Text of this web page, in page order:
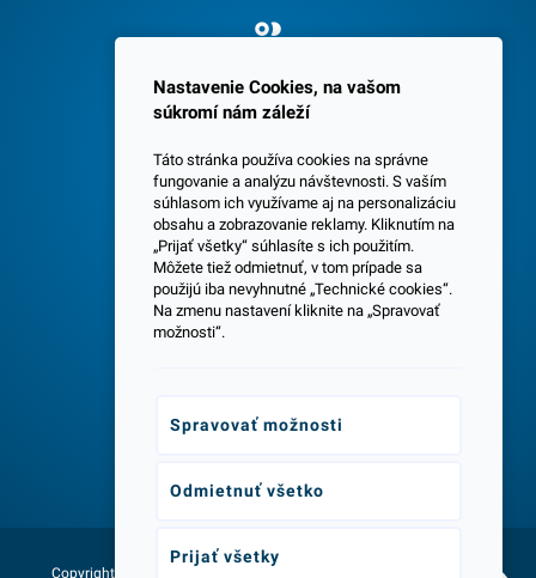
Spokojných 3600 zákazníkov
Centrála a predajňa v Senci
Copyright © 2026 - Všetky práva
Nastavenie Cookies, na vašom
súkromí nám záleží
Táto stránka používa cookies na správne
fungovanie a analýzu návštevnosti. S vaším
súhlasom ich využívame aj na personalizáciu
obsahu a zobrazovanie reklamy. Kliknutím na
„Prijať všetky“ súhlasíte s ich použitím.
Môžete tiež odmietnuť, v tom prípade sa
použijú iba nevyhnutné „Technické cookies“.
Na zmenu nastavení kliknite na „Spravovať
možnosti“.
Spravovať možnosti
Odmietnuť všetko
Prijať všetky